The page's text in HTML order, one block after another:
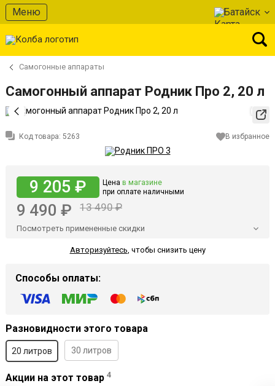
Меню Батайск
Самогонные аппараты
Самогонный аппарат Родник Про 2, 20 л
Код товара: 5263 В избранное
9 205 ₽ Цена в магазине
при оплате наличными
9 490 ₽ 13 490 ₽
Посмотреть примененные скидки
Авторизуйтесь, чтобы снизить цену
Способы оплаты:
Разновидности этого товара
20 литров 30 литров
Акции на этот товар 4